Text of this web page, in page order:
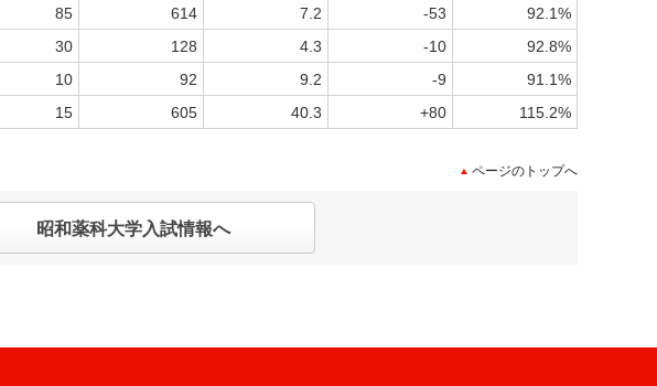
85 614 7.2 -53
92.1%
30 128 4.3 -10
92.8%
10 92 9.2 -9
91.1%
15 605 40.3 +80 115.2%
ページのトップへ
昭和薬科大学入試情報へ